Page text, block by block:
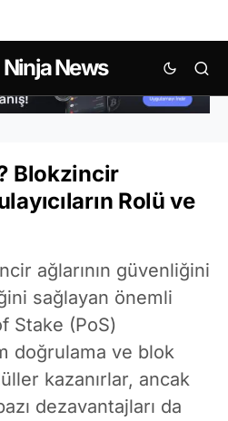
Ninja News
Blokzincir
Rolü ve
ağlarının güvenliğini
sağlayan önemli
Stake (PoS)
doğrulama ve blok
kazanırlar, ancak
dezavantajları da